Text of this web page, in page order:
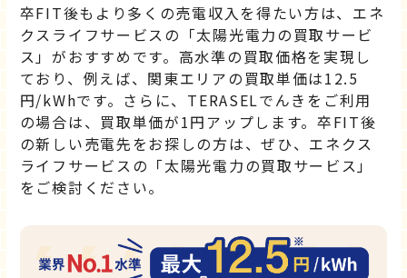
卒FIT後もより多くの売電収入を得たい方は、エネ
クスライフサービスの「太陽光電力の買取サービ
ス」がおすすめです。高水準の買取価格を実現し
ており、例えば、関東エリアの買取単価は12.5
円/kWhです。さらに、TERASELでんきをご利用
の場合は、買取単価が1円アップします。卒FIT後
の新しい売電先をお探しの方は、ぜひ、エネクス
ライフサービスの「太陽光電力の買取サービス」
をご検討ください。